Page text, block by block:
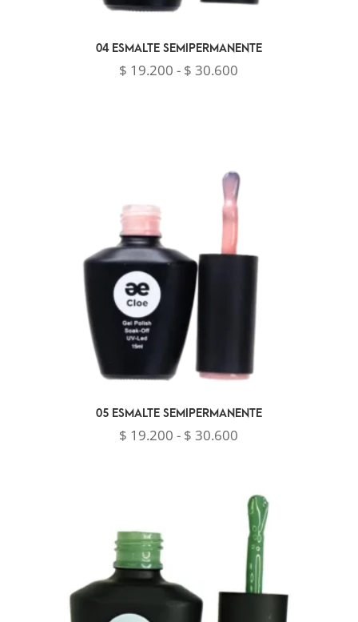
04 ESMALTE SEMIPERMANENTE
$ 19.200 - $ 30.600
hasta
$ 30.600
05 ESMALTE SEMIPERMANENTE
$ 19.200 - $ 30.600
desde
$ 19.200
hasta
$ 30.600